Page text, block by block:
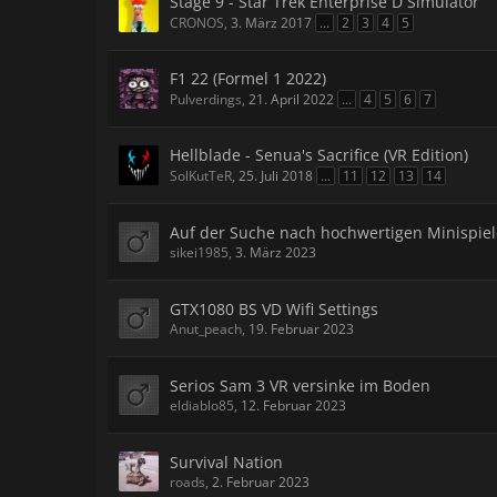
CRONOS, 3. März 2017 ... 2 3 4 5
F1 22 (Formel 1 2022)
Pulverdings, 21. April 2022 ... 4 5 6 7
Hellblade - Senua's Sacrifice (VR Edition)
SolKutTeR, 25. Juli 2018 ... 11 12 13 14
Auf der Suche nach hochwertigen
sikei1985, 3. März 2023
GTX1080 BS VD Wifi Settings
Anut_peach, 19. Februar 2023
Serios Sam 3 VR versinke im Boden
eldiablo85, 12. Februar 2023
Survival Nation
roads, 2. Februar 2023